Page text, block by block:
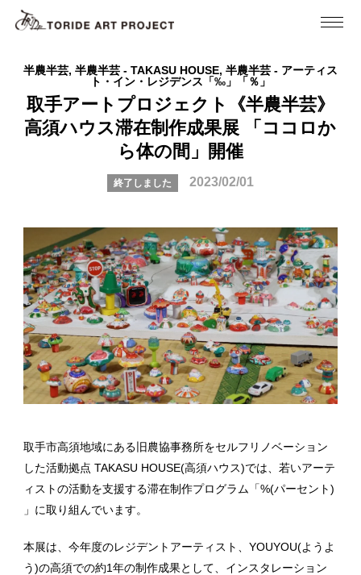
半農半芸, 半農半芸 - TAKASU HOUSE, 半農半芸 - アーティス
ト・イン・レジデンス「‰」「％」
取手アートプロジェクト《半農半芸》
高須ハウス滞在制作成果展 「ココロか
ら体の間」開催
終了しました 2023/02/01
取手市高須地域にある旧農協事務所をセルフリノベーション
した活動拠点 TAKASU HOUSE(高須ハウス)では、若いアーテ
ィストの活動を支援する滞在制作プログラム「%(パーセント)
」に取り組んでいます。
本展は、今年度のレジデントアーティスト、 YOUYOU(ようよ
う)の高須での約1年の制作成果として、インスタレーション